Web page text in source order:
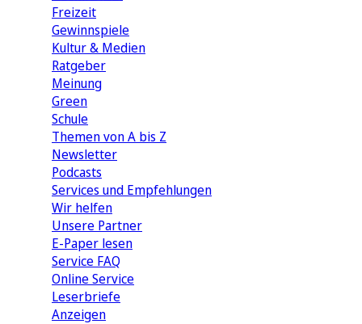
Freizeit
Gewinnspiele
Kultur & Medien
Ratgeber
Meinung
Green
Schule
Themen von A bis Z
Newsletter
Podcasts
Services und Empfehlungen
Wir helfen
Unsere Partner
E-Paper lesen
Service FAQ
Online Service
Leserbriefe
Anzeigen